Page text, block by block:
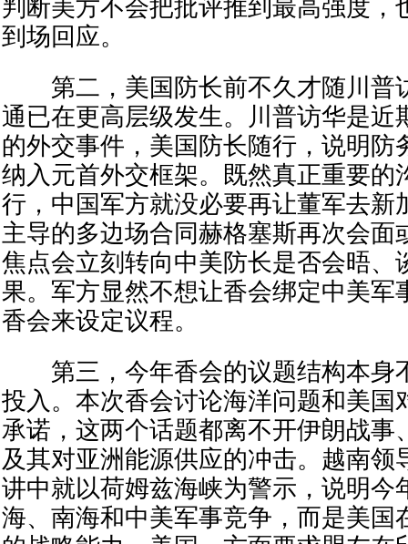
判断美方不会把批评推到最高强度，
到场回应。
第二，美国防长前不久才随川普
通已在更高层级发生。川普访华是近
的外交事件，美国防长随行，说明防
纳入元首外交框架。既然真正重要的
行，中国军方就没必要再让董军去新
主导的多边场合同赫格塞斯再次会面
焦点会立刻转向中美防长是否会晤、
果。军方显然不想让香会绑定中美军
香会来设定议程。
第三，今年香会的议题结构本身
投入。本次香会讨论海洋问题和美国
承诺，这两个话题都离不开伊朗战事
及其对亚洲能源供应的冲击。越南领
讲中就以荷姆兹海峡为警示，说明今
海、南海和中美军事竞争，而是美国